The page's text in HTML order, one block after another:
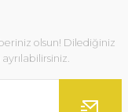
olsun! Dilediğiniz